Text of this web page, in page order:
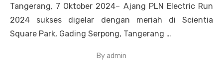
Tangerang, 7 Oktober 2024– Ajang PLN Electric Run
2024 sukses digelar dengan meriah di Scientia
Square Park, Gading Serpong, Tangerang …
By admin